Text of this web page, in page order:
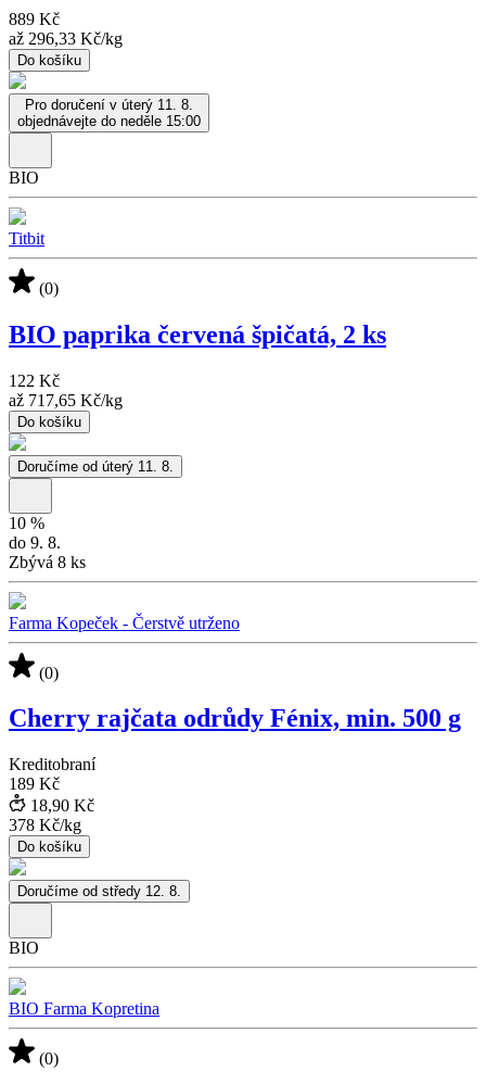
889 Kč
až 296,33 Kč/kg
Do košíku
Pro doručení v úterý 11. 8.
objednávejte do neděle 15:00
BIO
Titbit
(0)
BIO paprika červená špičatá, 2 ks
122 Kč
až 717,65 Kč/kg
Do košíku
Doručíme od úterý 11. 8.
10 %
do 9. 8.
Zbývá 8 ks
Farma Kopeček - Čerstvě utrženo
(0)
Cherry rajčata odrůdy Fénix, min. 500 g
Kreditobraní
189 Kč
18,90 Kč
378 Kč/kg
Do košíku
Doručíme od středy 12. 8.
BIO
BIO Farma Kopretina
(0)